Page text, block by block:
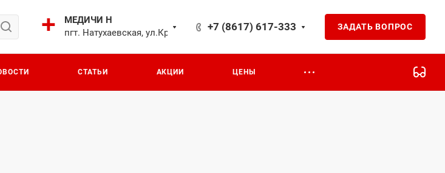
МЕДИЧИ Н
пгт. Натухаевская, ул.Красная 7В
+7 (8617) 617-333 ЗАДАТЬ ВОПРОС
СТАТЬИ АКЦИИ ЦЕНЫ